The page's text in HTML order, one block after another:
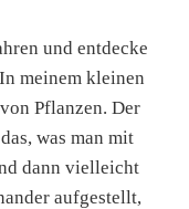
und entdecke
meinem kleinen
Pflanzen. Der
was man mit
dann vielleicht
aufgestellt,